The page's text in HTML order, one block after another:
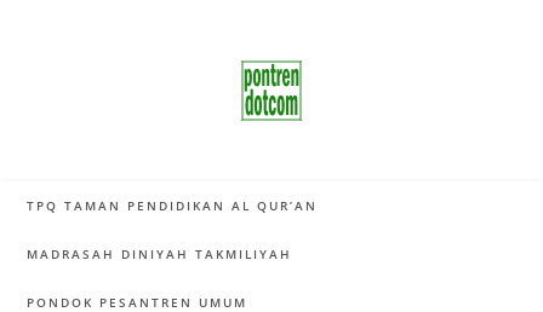
TPQ TAMAN PENDIDIKAN AL QUR’AN
MADRASAH DINIYAH TAKMILIYAH
PONDOK PESANTREN UMUM